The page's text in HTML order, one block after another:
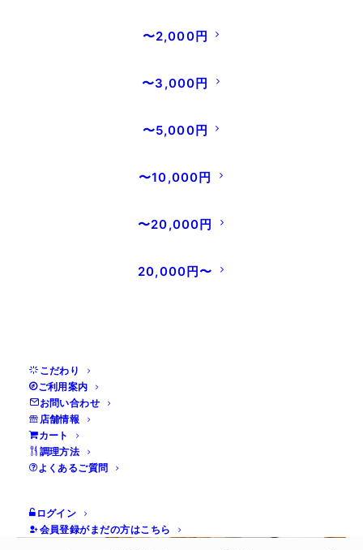
〜2,000円
〜3,000円
〜5,000円
〜10,000円
〜20,000円
20,000円〜
こだわり
ご利用案内
お問い合わせ
店舗情報
カート
調理方法
よくあるご質問
ログイン
会員登録がまだの方はこちら
特大1パック+ シルクうなぎ白焼中1 パックのセ